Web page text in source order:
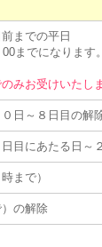
までの平日
までになります
みお受けいたし
日～８日目の解
目にあたる日～
まで）
の解除